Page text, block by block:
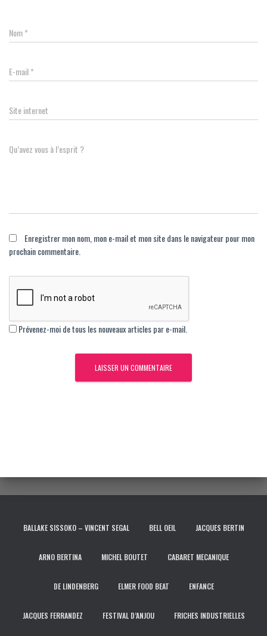
Nom*
E-mail*
Site internet
Qu’avez vous à l’esprit ?
Enregistrer mon nom, mon e-mail et mon site dans le navigateur pour mon
prochain commentaire.
Prévenez-moi de tous les nouveaux articles par e-mail.
BALLAKE SISSOKO – VINCENT SEGAL BELL OEIL JACQUES BERTIN
ARNO BERTINA MICHEL BOUTET CABARET MECANIQUE
DE LINDENBERG ELMER FOOD BEAT ENFANCE
JACQUES FERRANDEZ FESTIVAL D’ANJOU FRICHES INDUSTRIELLES